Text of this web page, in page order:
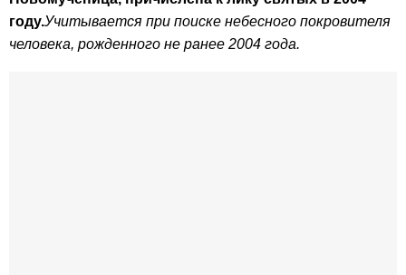
году.Учитывается при поиске небесного покровителя
человека, рожденного не ранее 2004 года.